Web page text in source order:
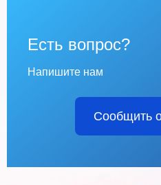
Есть вопрос?
Напишите нам
Сообщить